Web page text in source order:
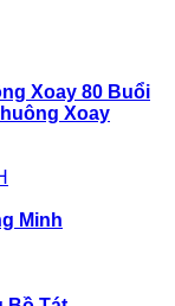
Xoay 80 Buổi
Xoay
Minh